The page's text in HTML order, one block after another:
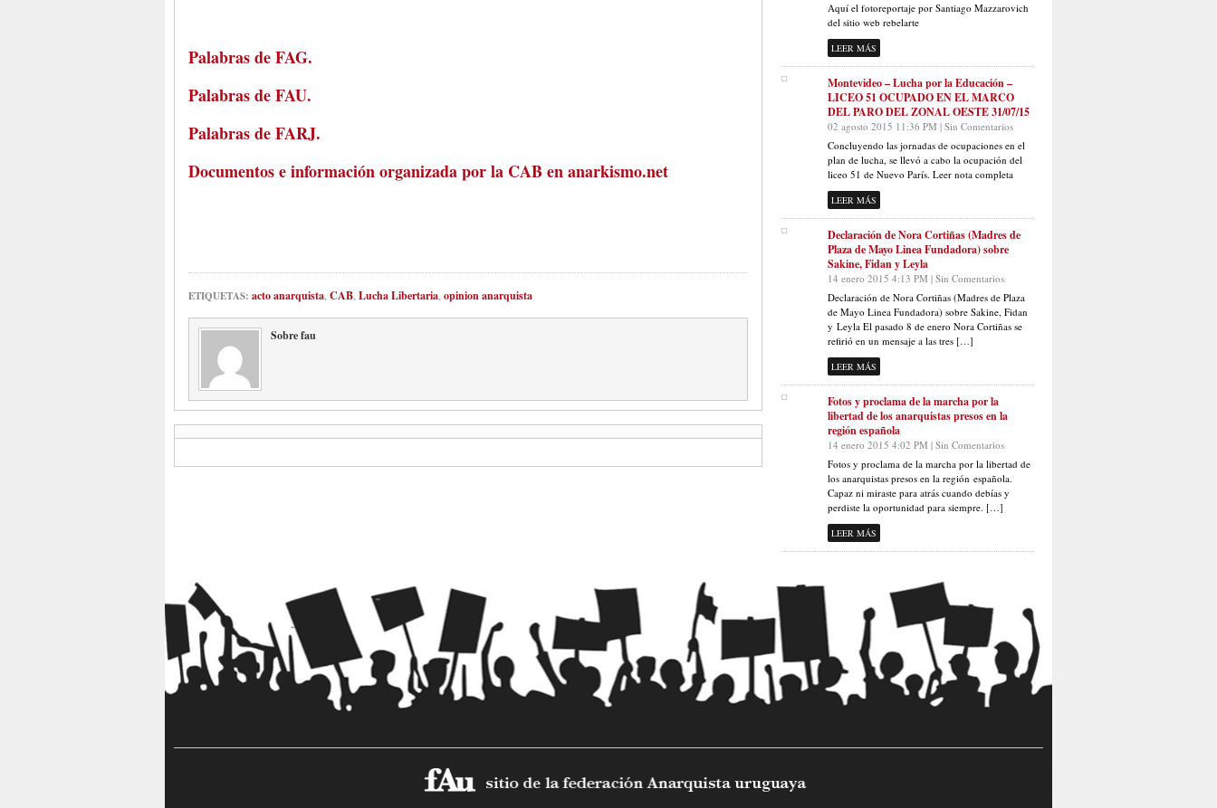
Palabras de FAG.
Palabras de FAU.
Palabras de FARJ.
Documentos e información organizada por la CAB en anarkismo.net
ETIQUETAS: acto anarquista,CAB,Lucha Libertaria,opinion anarquista
Sobre fau
Aquí el fotoreportaje por Santiago Mazzarovich
del sitio web rebelarte
LEER MÁS
Montevideo – Lucha por la Educación –
LICEO 51 OCUPADO EN EL MARCO
DEL PARO DEL ZONAL OESTE 31/07/15
02 agosto 2015 11:36 PM | Sin Comentarios
Concluyendo las jornadas de ocupaciones en el
plan de lucha, se llevó a cabo la ocupación del
liceo 51 de Nuevo París. Leer nota completa
LEER MÁS
Declaración de Nora Cortiñas (Madres de
Plaza de Mayo Linea Fundadora) sobre
Sakine, Fidan y Leyla
14 enero 2015 4:13 PM | Sin Comentarios
Declaración de Nora Cortiñas (Madres de Plaza
de Mayo Linea Fundadora) sobre Sakine, Fidan
y Leyla El pasado 8 de enero Nora Cortiñas se
refirió en un mensaje a las tres […]
LEER MÁS
Fotos y proclama de la marcha por la
libertad de los anarquistas presos en la
región española
14 enero 2015 4:02 PM | Sin Comentarios
Fotos y proclama de la marcha por la libertad de
los anarquistas presos en la región española.
Capaz ni miraste para atrás cuando debías y
perdiste la oportunidad para siempre. […]
LEER MÁS